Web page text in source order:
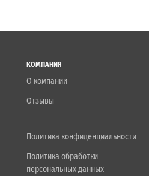
КОМПАНИЯ
О компании
Отзывы
Политика конфиденциальности
Политика обработки
персональных данных